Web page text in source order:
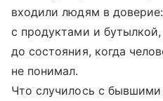
входили людям в
с продуктами и
до состояния, когда
не понимал.
Что случилось с